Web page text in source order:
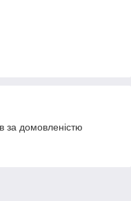
за домовленістю